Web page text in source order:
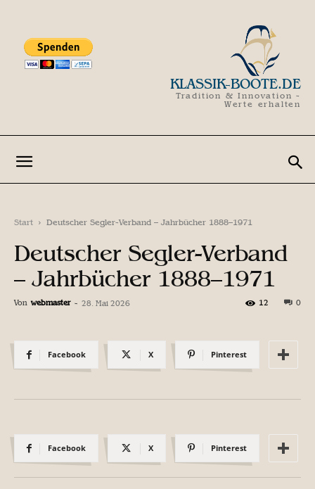
KLASSIK-BOOTE.DE
Tradition & Innovation -
Werte erhalten
Start Deutscher Segler-Verband – Jahrbücher 1888–1971
Deutscher Segler-Verband
– Jahrbücher 1888–1971
Von webmaster - 28. Mai 2026 0
12
Facebook X Pinterest
Facebook X Pinterest